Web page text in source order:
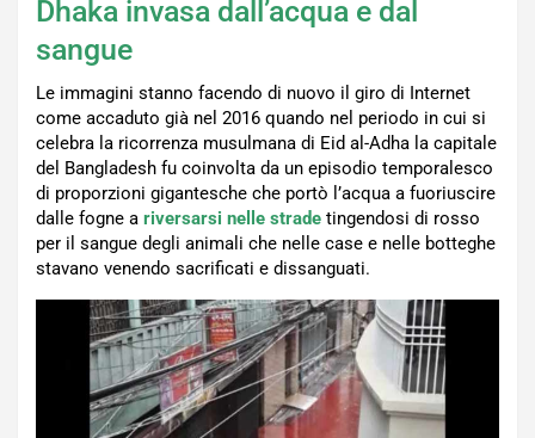
Dhaka invasa dall’acqua e dal
sangue
Le immagini stanno facendo di nuovo il giro di Internet
come accaduto già nel 2016 quando nel periodo in cui si
celebra la ricorrenza musulmana di Eid al-Adha la capitale
del Bangladesh fu coinvolta da un episodio temporalesco
di proporzioni gigantesche che portò l’acqua a fuoriuscire
dalle fogne a riversarsi nelle strade tingendosi di rosso
per il sangue degli animali che nelle case e nelle botteghe
stavano venendo sacrificati e dissanguati.